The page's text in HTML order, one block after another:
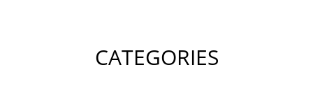
CATEGORIES